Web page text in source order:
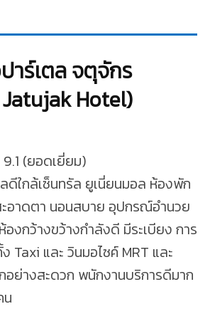
าร์เตล จตุจักร
Hotel)
(ยอดเยี่ยม)
ดีใกล้เซ็นทรัล ยูเนี่ยนมอล ห้องพัก
อาดตา นอนสบาย อุปกรณ์อำนวย
งกว้างขว้างกำลังดี มีระเบียง การ
Taxi และ วินมอไซค์ MRT และ
อย่างสะดวก พนักงานบริการดีมาก
น